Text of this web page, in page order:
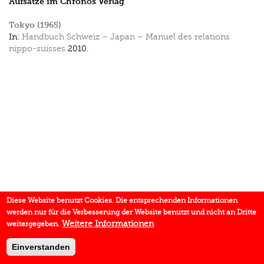
Tokyo (1965)
In: Handbuch Schweiz – Japan – Manuel des relations
nippo-suisses 2010.
Diese Website benutzt Cookies. Die entsprechenden Informationen
werden nur für die Verbesserung der Website benutzt und nicht an Dritte
weitergegeben. Weitere Informationen
Einverstanden